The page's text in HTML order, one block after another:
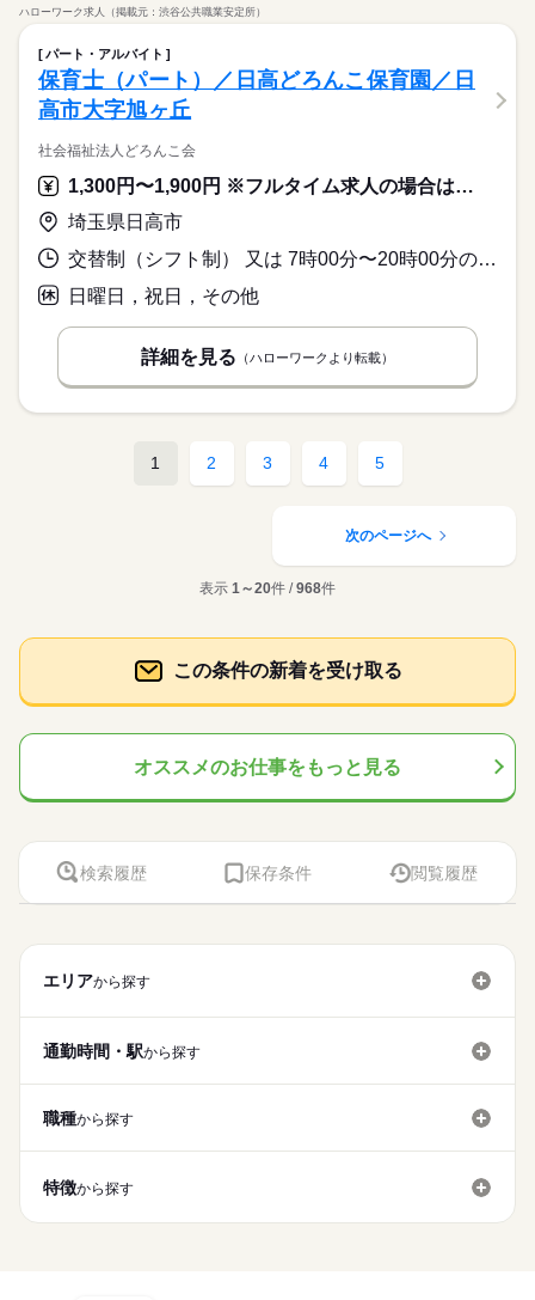
ハローワーク求人（掲載元：渋谷公共職業安定所）
パート・アルバイト
保育士（パート）／日高どろんこ保育園／日
高市大字旭ヶ丘
社会福祉法人どろんこ会
1,300円〜1,900円 ※フルタイム求人の場合は月額（換算額）、パート求人の場合は時間額を表示しています。
埼玉県日高市
交替制（シフト制） 又は 7時00分〜20時00分の時間の間の4時間以上 就業時間に関する特記事項 ＊週２日、１日４時間～
日曜日，祝日，その他
詳細を見る （ハローワークより転載）
1 2 3 4 5
次のページへ
表示 1～20件 /968件
この条件の新着を受け取る
オススメのお仕事をもっと見る
検索履歴 保存条件 閲覧履歴
エリアから探す
通勤時間・駅から探す
職種から探す
特徴から探す